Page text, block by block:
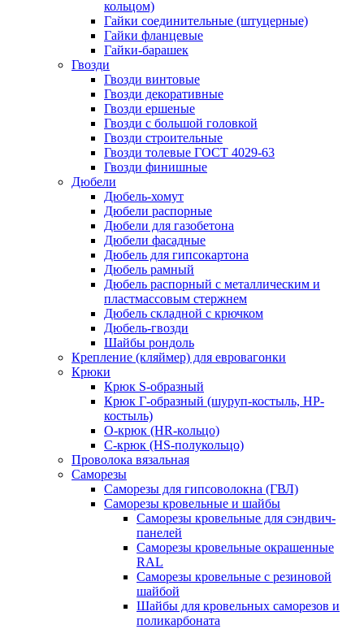
кольцом)
Гайки соединительные (штуцерные)
Гайки фланцевые
Гайки-барашек
Гвозди
Гвозди винтовые
Гвозди декоративные
Гвозди ершеные
Гвозди с большой головкой
Гвозди строительные
Гвозди толевые ГОСТ 4029-63
Гвозди финишные
Дюбели
Дюбель-хомут
Дюбели распорные
Дюбели для газобетона
Дюбели фасадные
Дюбель для гипсокартона
Дюбель рамный
Дюбель распорный с металлическим и
пластмассовым стержнем
Дюбель складной с крючком
Дюбель-гвозди
Шайбы рондоль
Крепление (кляймер) для евровагонки
Крюки
Крюк S-образный
Крюк Г-образный (шуруп-костыль, НР-
костыль)
О-крюк (HR-кольцо)
С-крюк (HS-полукольцо)
Проволока вязальная
Саморезы
Саморезы для гипсоволокна (ГВЛ)
Саморезы кровельные и шайбы
Саморезы кровельные для сэндвич-
панелей
Саморезы кровельные окрашенные
RAL
Саморезы кровельные с резиновой
шайбой
Шайбы для кровельных саморезов и
поликарбоната